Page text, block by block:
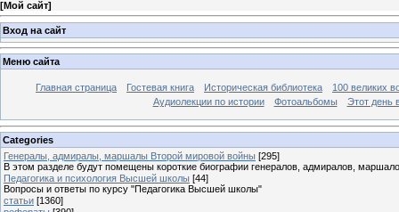
[Мой сайт]
Вход на сайт
Меню сайта
Главная страница Гостевая книга Историческая библиотека
100 великих
Аудиолекции по истории
Фотоальбомы Этот день
Categories
Генералы, адмиралы, маршалы Второй мировой войны [295]
В этом разделе будут помещены короткие биографии генералов, адмиралов,
Педагогика и психология Высшей школы [44]
Вопросы и ответы по курсу "Педагогика Высшей школы"
статьи [1360]